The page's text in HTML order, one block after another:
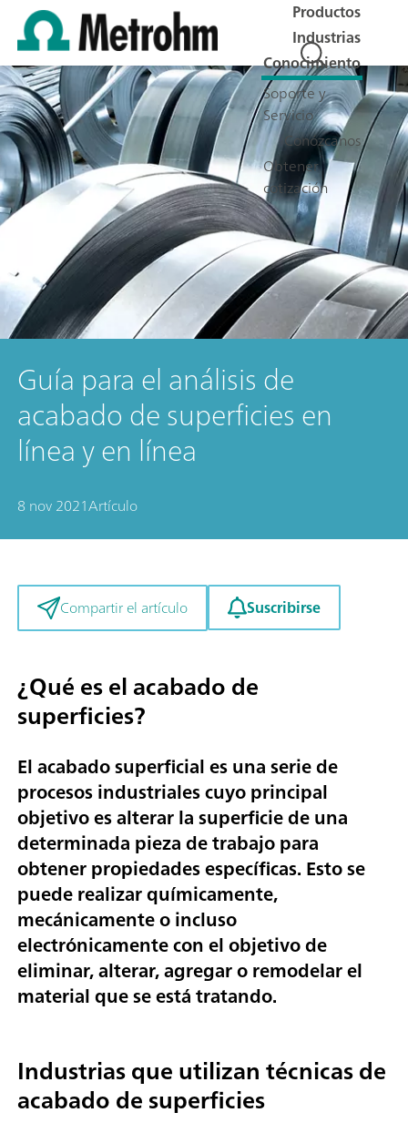
Productos
Industrias
Conocimiento
Soporte y
Servicio
Conózcanos
Obtener
cotización
Guía para el análisis de
acabado de superficies en
línea y en línea
8 nov 2021Artículo
Compartir el artículo Suscribirse
¿Qué es el acabado de
superficies?
El acabado superficial es una serie de
procesos industriales cuyo principal
objetivo es alterar la superficie de una
determinada pieza de trabajo para
obtener propiedades específicas. Esto se
puede realizar químicamente,
mecánicamente o incluso
electrónicamente con el objetivo de
eliminar, alterar, agregar o remodelar el
material que se está tratando.
Industrias que utilizan técnicas de
acabado de superficies